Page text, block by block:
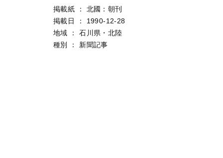
掲載紙 ：
北國：朝刊
掲載日
：
1990-12-28
地域
：
石川県・北陸
種別
： 新聞記事